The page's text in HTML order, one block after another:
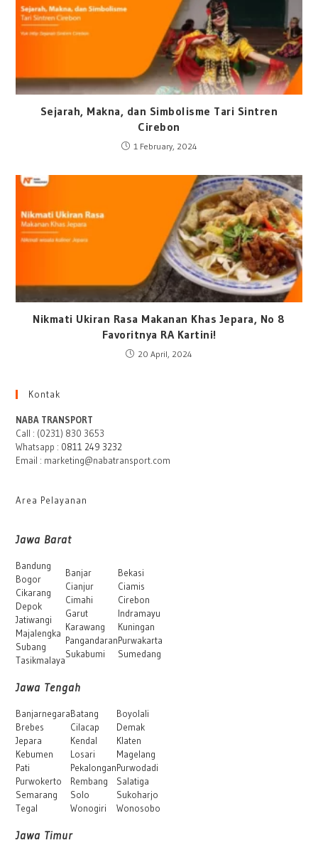
Sejarah, Makna, dan Simbolisme Tari Sintren
Cirebon
1 February, 2024
Nikmati Ukiran Rasa Makanan Khas Jepara, No 8
Favoritnya RA Kartini!
20 April, 2024
Kontak
NABA TRANSPORT
Call : (0231) 830 3653
Whatsapp : 0811 249 3232
Email : marketing@nabatransport.com
Area Pelayanan
Jawa Barat
Bandung
Bogor
Cikarang
Depok
Jatiwangi
Majalengka
Subang
Tasikmalaya
Banjar
Cianjur
Cimahi
Garut
Karawang
Pangandaran
Sukabumi
Bekasi
Ciamis
Cirebon
Indramayu
Kuningan
Purwakarta
Sumedang
Jawa Tengah
Banjarnegara
Brebes
Jepara
Kebumen
Pati
Purwokerto
Semarang
Tegal
Batang
Cilacap
Kendal
Losari
Pekalongan
Rembang
Solo
Wonogiri
Boyolali
Demak
Klaten
Magelang
Purwodadi
Salatiga
Sukoharjo
Wonosobo
Jawa Timur